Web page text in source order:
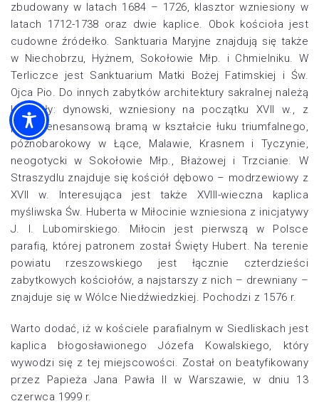
zbudowany w latach 1684 – 1726, klasztor wzniesiony w
latach 1712-1738 oraz dwie kaplice. Obok kościoła jest
cudowne źródełko. Sanktuaria Maryjne znajdują się także
w Niechobrzu, Hyżnem, Sokołowie Młp. i Chmielniku. W
Terliczce jest Sanktuarium Matki Bożej Fatimskiej i Św.
Ojca Pio. Do innych zabytków architektury sakralnej należą
kościoły: dynowski, wzniesiony na początku XVII w., z
późnorenesansową bramą w kształcie łuku triumfalnego,
późnobarokowy w Łące, Malawie, Krasnem i Tyczynie,
neogotycki w Sokołowie Młp., Błażowej i Trzcianie. W
Straszydlu znajduje się kościół dębowo – modrzewiowy z
XVII w. Interesująca jest także XVIII-wieczna kaplica
myśliwska Św. Huberta w Miłocinie wzniesiona z inicjatywy
J. I. Lubomirskiego. Miłocin jest pierwszą w Polsce
parafią, której patronem został Święty Hubert. Na terenie
powiatu rzeszowskiego jest łącznie czterdzieści
zabytkowych kościołów, a najstarszy z nich – drewniany –
znajduje się w Wólce Niedźwiedzkiej. Pochodzi z 1576 r.
Warto dodać, iż w kościele parafialnym w Siedliskach jest
kaplica błogosławionego Józefa Kowalskiego, który
wywodzi się z tej miejscowości. Został on beatyfikowany
przez Papieża Jana Pawła II w Warszawie, w dniu 13
czerwca 1999 r.